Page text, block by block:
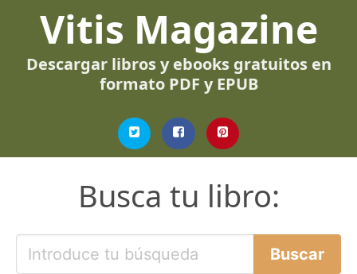
Vitis Magazine
Descargar libros y ebooks gratuitos en
formato PDF y EPUB
Busca tu libro: